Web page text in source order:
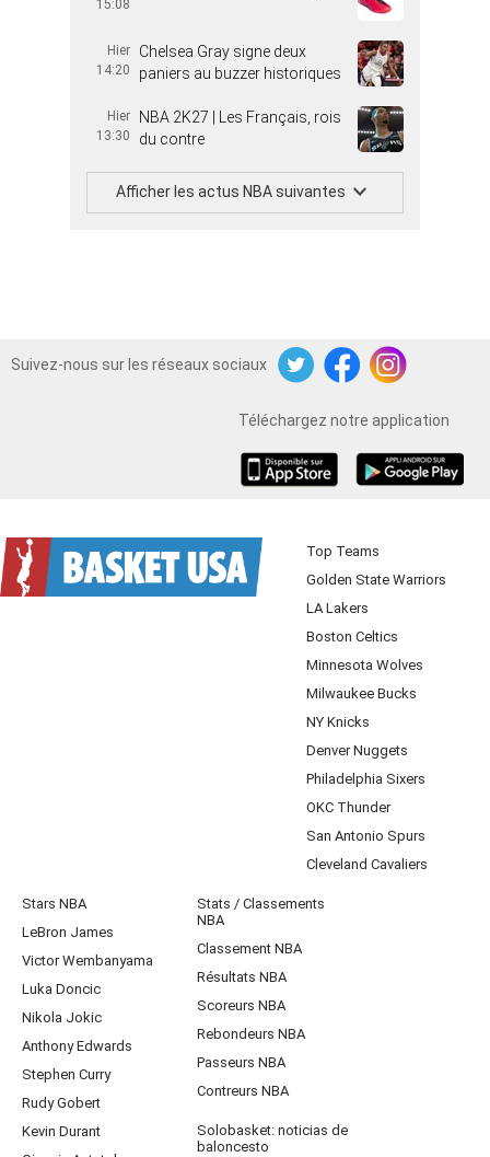
15:08
Hier
14:20
Chelsea Gray signe deux
paniers au buzzer historiques
Hier
13:30
NBA 2K27 | Les Français, rois
du contre
Afficher les actus NBA suivantes
Suivez-nous sur les réseaux sociaux
TwitterFacebookInstagram
Téléchargez notre application
Top Teams
Golden State Warriors
LA Lakers
Boston Celtics
Minnesota Wolves
Milwaukee Bucks
NY Knicks
Denver Nuggets
Philadelphia Sixers
OKC Thunder
San Antonio Spurs
Cleveland Cavaliers
Stars NBA
LeBron James
Victor Wembanyama
Luka Doncic
Nikola Jokic
Anthony Edwards
Stephen Curry
Rudy Gobert
Kevin Durant
Stats / Classements
NBA
Classement NBA
Résultats NBA
Scoreurs NBA
Rebondeurs NBA
Passeurs NBA
Contreurs NBA
Solobasket: noticias de
baloncesto